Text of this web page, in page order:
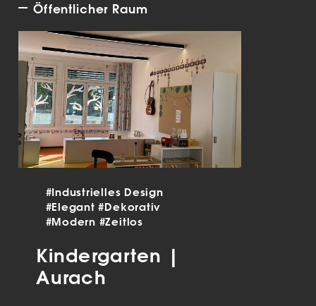
Öffentlicher Raum
#Industrielles Design
#Elegant#Dekorativ
#Modern #Zeitlos
Kindergarten |
Aurach